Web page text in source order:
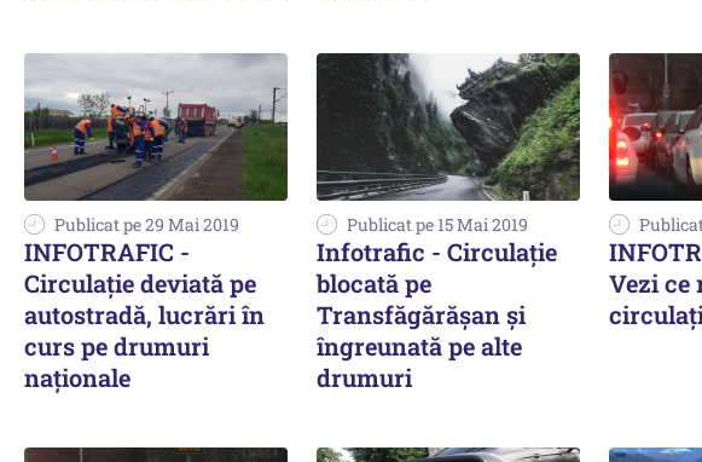
Publicat pe 29 Mai 2019
INFOTRAFIC -
Circulație deviată pe
autostradă, lucrări în
curs pe drumuri
naționale
Publicat pe 15 Mai 2019
Infotrafic - Circulație
blocată pe
Transfăgărășan și
îngreunată pe alte
drumuri
Vezi ce